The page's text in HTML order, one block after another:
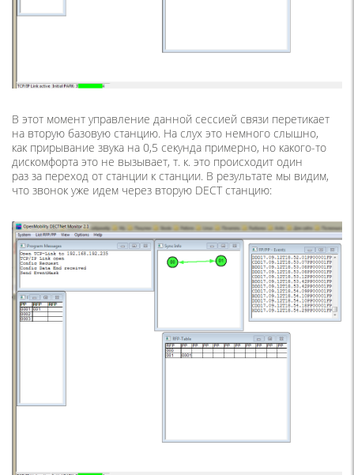
В этот момент управление данной сессией связи перетикает
на вторую базовую станцию. На слух это немного слышно,
как прирывание звука на 0,5 секунда примерно, но какого-то
дискомфорта это не вызывает, т. к. это происходит один
раз за переход от станции к станции. В результате мы видим,
что звонок уже идем через вторую DECT станцию: